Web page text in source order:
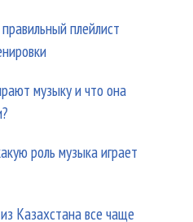
плейлист
музыку и что она
роль музыка играет
Казахстана все чаще